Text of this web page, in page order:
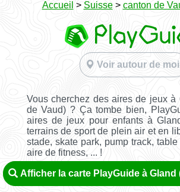
Accueil > Suisse> canton de
Voir autour de moi
Vous cherchez des aires de jeux à
de Vaud) ? Ça tombe bien,
aires de jeux pour enfants à
terrains de sport de plein air et en
stade, skate park, pump track,
aire de fitness, ... !
Afficher la carte PlayGuide à Gland